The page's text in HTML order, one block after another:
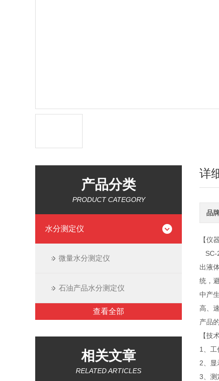
产品分类
PRODUCT CATEGORY
水分测定仪
微量水分测定仪
石油产品水分测定仪
查看全部
相关文章
RELATED ARTICLES
详
品
【仪
SC-
出液
统，
中产
高、
产品
1、工
2、显
3、测